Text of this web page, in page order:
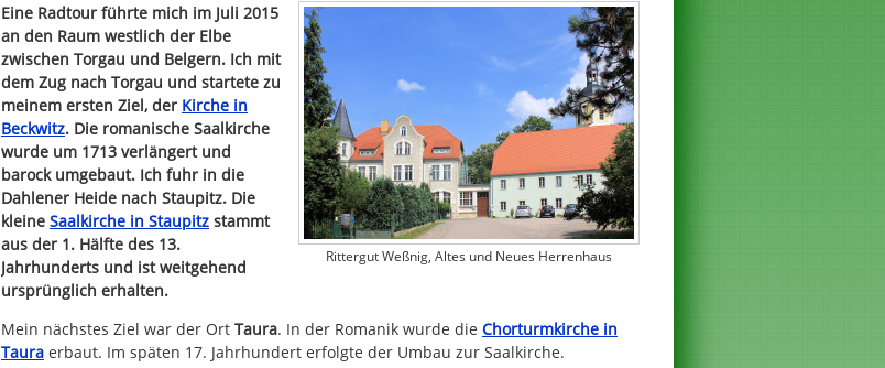
Rittergut Weßnig, Altes und Neues Herrenhaus
Eine Radtour führte mich im Juli 2015
an den Raum westlich der Elbe
zwischen Torgau und Belgern. Ich mit
dem Zug nach Torgau und startete zu
meinem ersten Ziel, der Kirche in
Beckwitz. Die romanische Saalkirche
wurde um 1713 verlängert und
barock umgebaut. Ich fuhr in die
Dahlener Heide nach Staupitz. Die
kleine Saalkirche in Staupitz stammt
aus der 1. Hälfte des 13.
Jahrhunderts und ist weitgehend
ursprünglich erhalten.
Mein nächstes Ziel war der Ort Taura. In der Romanik wurde die Chorturmkirche in
Taura erbaut. Im späten 17. Jahrhundert erfolgte der Umbau zur Saalkirche.